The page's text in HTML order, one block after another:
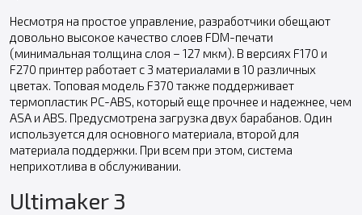
Несмотря на простое управление, разработчики обещают
довольно высокое качество слоев FDM-печати
(минимальная толщина слоя – 127 мкм). В версиях F170 и
F270 принтер работает с 3 материалами в 10 различных
цветах. Топовая модель F370 также поддерживает
термопластик PC-ABS, который еще прочнее и надежнее, чем
ASA и ABS. Предусмотрена загрузка двух барабанов. Один
используется для основного материала, второй для
материала поддержки. При всем при этом, система
неприхотлива в обслуживании.
Ultimaker 3